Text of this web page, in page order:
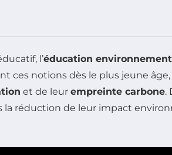
l’éducation
ces notions dès le plus jeune âge,
et de leur empreinte carbone.
la réduction de leur impact